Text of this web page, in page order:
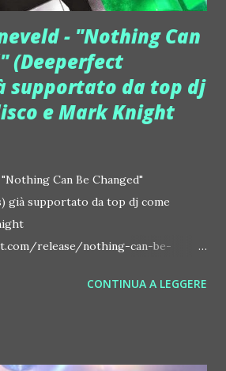
- "Nothing Can
(Deeperfect
supportato da top dj
e Mark Knight
Can Be Changed"
già supportato da top dj come
release/nothing-can-be-
il giovane Reinier Zonneveld (
CONTINUA A LEGGERE